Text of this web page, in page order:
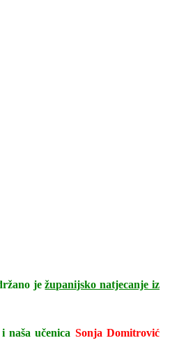
ježupanijsko natjecanje iz
naša učenica Sonja Domitrović